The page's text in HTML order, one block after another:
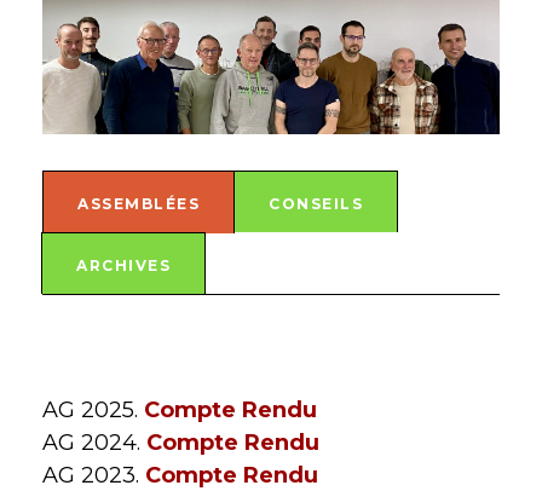
ASSEMBLÉES CONSEILS
ARCHIVES
AG 2025. Compte Rendu
AG 2024. Compte Rendu
AG 2023. Compte Rendu